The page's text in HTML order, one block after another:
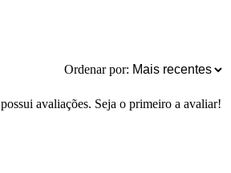
Ordenar por:
avaliações. Seja o primeiro a avaliar!